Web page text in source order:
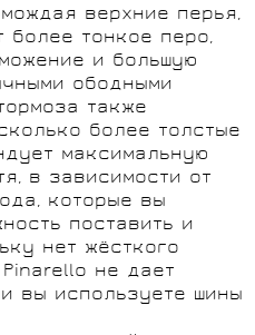
верхние перья,
более тонкое перо,
и большую
ободными
также
более толстые
максимальную
в зависимости от
которые вы
поставить и
нет жёсткого
не дает
вы используете шины